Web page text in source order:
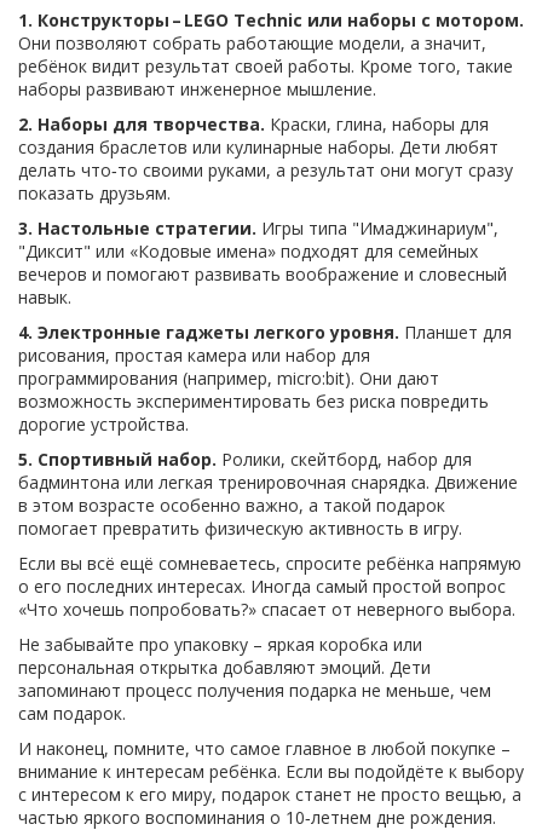
1. Конструкторы – LEGO Technic или наборы с мотором.
Они позволяют собрать работающие модели, а значит,
ребёнок видит результат своей работы. Кроме того, такие
наборы развивают инженерное мышление.
2. Наборы для творчества. Краски, глина, наборы для
создания браслетов или кулинарные наборы. Дети любят
делать что‑то своими руками, а результат они могут сразу
показать друзьям.
3. Настольные стратегии. Игры типа "Имаджинариум",
"Диксит" или «Кодовые имена» подходят для семейных
вечеров и помогают развивать воображение и словесный
навык.
4. Электронные гаджеты легкого уровня. Планшет для
рисования, простая камера или набор для
программирования (например, micro:bit). Они дают
возможность экспериментировать без риска повредить
дорогие устройства.
5. Спортивный набор. Ролики, скейтборд, набор для
бадминтона или легкая тренировочная снарядка. Движение
в этом возрасте особенно важно, а такой подарок
помогает превратить физическую активность в игру.
Если вы всё ещё сомневаетесь, спросите ребёнка напрямую
о его последних интересах. Иногда самый простой вопрос
«Что хочешь попробовать?» спасает от неверного выбора.
Не забывайте про упаковку – яркая коробка или
персональная открытка добавляют эмоций. Дети
запоминают процесс получения подарка не меньше, чем
сам подарок.
И наконец, помните, что самое главное в любой покупке –
внимание к интересам ребёнка. Если вы подойдёте к выбору
с интересом к его миру, подарок станет не просто вещью, а
частью яркого воспоминания о 10‑летнем дне рождения.